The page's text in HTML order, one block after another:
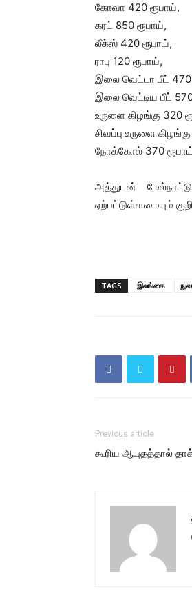
கோவா 420 ரூபாய்,
கரட் 850 ரூபாய்,
லீக்ஸ் 420 ரூபாய்,
ராபு 120 ரூபாய்,
இலை வெட்டா பீட் 470
இலை வெட்டிய பீட் 570
உருளை கிழங்கு 320
சிவப்பு உருளை
நோக்கோல் 370
அத்துடன்
ஏற்பட்டுள்ளமையும்
TAGS இலங்கை
Previous article
கூரிய ஆயுதத்தால்